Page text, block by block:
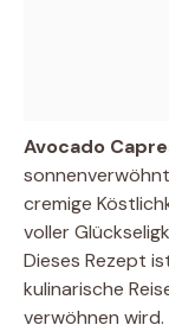
Avocado
cremige
voller
Dieses Rezept
kulinarische
verwöhnen wird.